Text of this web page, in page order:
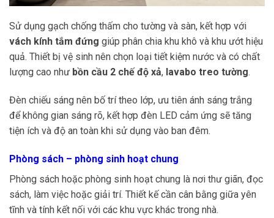
Sử dụng gạch chống thấm cho tường và sàn, kết hợp với
vách kính tắm đứng giúp phân chia khu khô và khu ướt hiệu
quả. Thiết bị vệ sinh nên chọn loại tiết kiệm nước và có chất
lượng cao như bồn cầu 2 chế độ xả, lavabo treo tường.
Đèn chiếu sáng nên bố trí theo lớp, ưu tiên ánh sáng trắng
để không gian sáng rõ, kết hợp đèn LED cảm ứng sẽ tăng
tiện ích và độ an toàn khi sử dụng vào ban đêm.
Phòng sách – phòng sinh hoạt chung
Phòng sách hoặc phòng sinh hoạt chung là nơi thư giãn, đọc
sách, làm việc hoặc giải trí. Thiết kế cần cân bằng giữa yên
tĩnh và tính kết nối với các khu vực khác trong nhà.